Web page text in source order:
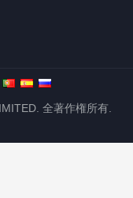
全著作権所有.